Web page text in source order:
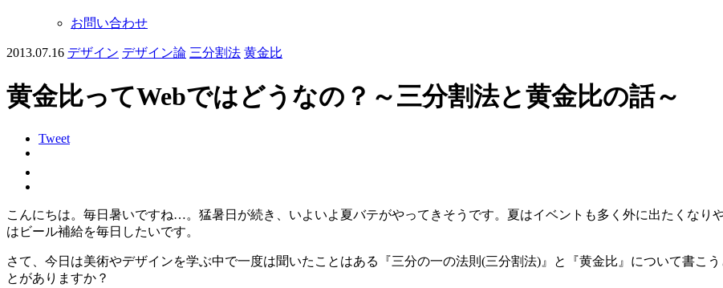
お問い合わせ
2013.07.16 デザイン デザイン論 三分割法 黄金比
黄金比ってWebではどうなの？～三分割法と黄金比の話～
Tweet
こんにちは。毎日暑いですね…。猛暑日が続き、いよいよ夏バテがやってきそうです。夏はイベントも多く外に出たくなり
はビール補給を毎日したいです。
さて、今日は美術やデザインを学ぶ中で一度は聞いたことはある『三分の一の法則(三分割法)』と『黄金比』について書こ
とがありますか？